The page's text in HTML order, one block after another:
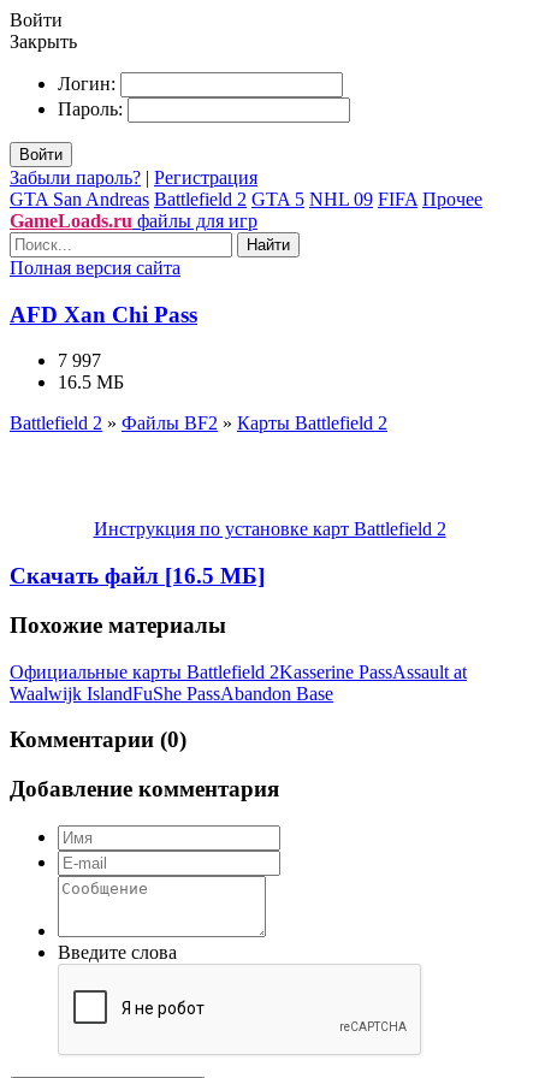
Войти
Закрыть
Логин:
Пароль:
Войти
Забыли пароль? | Регистрация
GTA San Andreas Battlefield 2 GTA 5 NHL 09 FIFA Прочее
GameLoads.ru файлы для игр
Найти
Полная версия сайта
AFD Xan Chi Pass
7 997
16.5 МБ
Battlefield 2 » Файлы BF2 » Карты Battlefield 2
Инструкция по установке карт Battlefield 2
Скачать файл [16.5 МБ]
Похожие материалы
Официальные карты Battlefield 2Kasserine PassAssault at
Waalwijk IslandFuShe PassAbandon Base
Комментарии (0)
Добавление комментария
Введите слова